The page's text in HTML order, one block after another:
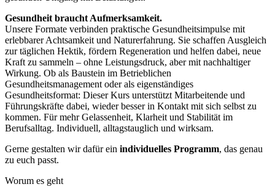
Gesundheit braucht Aufmerksamkeit.
Unsere Formate verbinden praktische Gesundheitsimpulse mit
erlebbarer Achtsamkeit und Naturerfahrung. Sie schaffen Ausgleich
zur täglichen Hektik, fördern Regeneration und helfen dabei, neue
Kraft zu sammeln – ohne Leistungsdruck, aber mit nachhaltiger
Wirkung. Ob als Baustein im Betrieblichen
Gesundheitsmanagement oder als eigenständiges
Gesundheitsformat: Dieser Kurs unterstützt Mitarbeitende und
Führungskräfte dabei, wieder besser in Kontakt mit sich selbst zu
kommen. Für mehr Gelassenheit, Klarheit und Stabilität im
Berufsalltag. Individuell, alltagstauglich und wirksam.
Gerne gestalten wir dafür ein individuelles Programm, das genau
zu euch passt.
Worum es geht